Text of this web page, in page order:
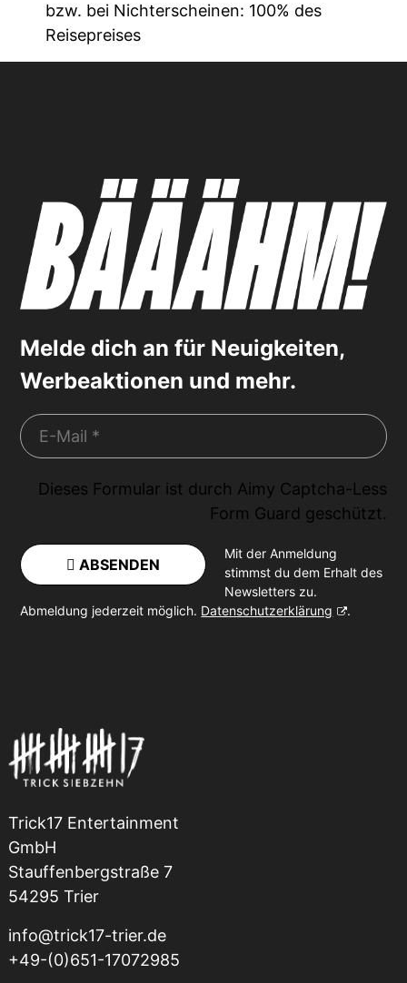
bzw. bei Nichterscheinen: 100% des
Reisepreises
Melde dich an für Neuigkeiten,
Werbeaktionen und mehr.
Dieses Formular ist durch Aimy Captcha-Less
Form Guard geschützt.
ABSENDEN
Mit der Anmeldung
stimmst du dem Erhalt des
Newsletters zu.
Abmeldung jederzeit möglich. Datenschutzerklärung .
Trick17 Entertainment
GmbH
Stauffenbergstraße 7
54295 Trier
info@trick17-trier.de
+49-(0)651-17072985